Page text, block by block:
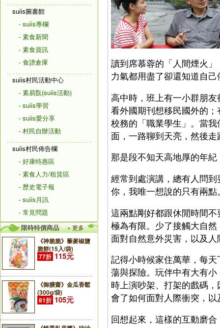
suiis圖書館
- suiis專欄
- 素食新聞
- 素食資訊
- 食譜倉庫
suiis村民活動中心
- 素易翫(suiis活動)
- suiis學習
- suiis愛分享
- 村民自辦活動
suiis村民佈告欄
- 好康特惠區
- 素食人力/租賃區
- 歷史電子報
- suiis月訊
- 常見問題
限時特價商品
» 更多
《神脆脆》藜麥椒鹽
脆餅(15入/袋)
77折 115元
《御膳齋》金瓜香鬆
(300g/袋)
81折 105元
讀到席慕蓉的「人間煙火
力氣都用盡了卻還知道自
高中時，班上有一小群朋
看外國期刊想移民國外的
校務的「職業學生」。當
面，一路聊到天亮，然後
那是段不知天高地厚的年
經常到處演講，總有人問
你，我唯一想說的只有兩
這兩點剛好都跟休閒時間
極為有限。少了接觸大自
面對自然意外災害，以及
記得小時候家住萬華，每
蕩與探險。玩伴中有大有
時上演吵架、打架的戲碼
會了如何面對人際衝突，
回想起來，這樣的互動磨